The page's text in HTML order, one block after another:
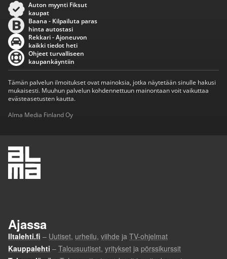
Auton myynti Fiksut
kaupat
Baana - Kilpailuta paras
hinta autostasi
Rekkari - Ajoneuvon
kaikki tiedot heti
Ohjeet turvalliseen
kaupankäyntiin
Tämän palvelun ilmoitukset ovat mainoksia, jotka näytetään sinulle hakusi
mukaisesti. Muuhun palvelun kohdennettuun mainontaan voit vaikuttaa
evästeasetusten kautta.
Alma Media Finland Oy